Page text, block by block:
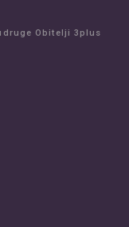
Obitelji 3plus